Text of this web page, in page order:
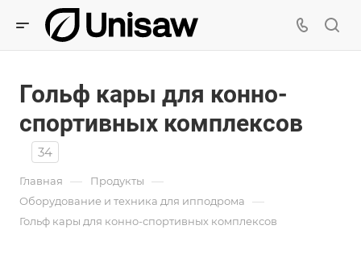
Гольф кары для конно-
спортивных комплексов
34
Главная — Продукты —
Оборудование и техника для ипподрома —
Гольф кары для конно-спортивных комплексов